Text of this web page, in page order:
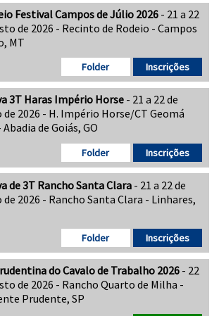
Festival Campos de Júlio 2026 - 21 a 22
de 2026 - Recinto de Rodeio - Campos
MT
Inscrições
Folder
3T Haras Império Horse - 21 a 22 de
2026 - H. Império Horse/CT Geomá
Abadia de Goiás, GO
Inscrições
Folder
de 3T Rancho Santa Clara - 21 a 22 de
2026 - Rancho Santa Clara - Linhares,
Inscrições
Folder
do Cavalo de Trabalho 2026 - 22
de 2026 - Rancho Quarto de Milha -
Prudente, SP